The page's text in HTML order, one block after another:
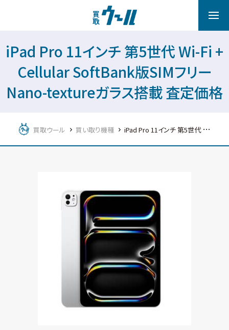
iPad Pro 11インチ 第5世代 Wi-Fi +
Cellular SoftBank版SIMフリー
Nano-textureガラス搭載 査定価格
買取ウール 買い取り機種 iPad Pro 11インチ 第5世代 Wi-Fi + Cellular SoftBank版SIMフリー Nano-textureガラス搭載